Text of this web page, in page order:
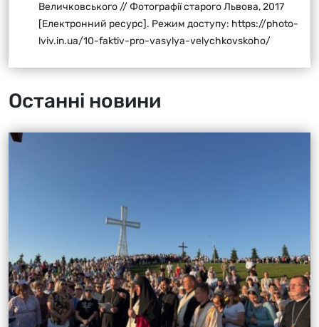
Величковського // Фотографії старого Львова, 2017
[Електронний ресурс]. Режим доступу: https://photo-
lviv.in.ua/10-faktiv-pro-vasylya-velychkovskoho/
Останні новини